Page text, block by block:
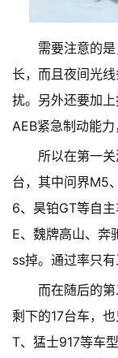
需要注意的
长，而且夜间光
扰。另外还要加
AEB紧急制动能
所以在第一
台，其中问界M5
6、昊铂GT等自
E、魏牌高山、奔
ss掉。通过率只有
而在随后的第
剩下的17台车，
T、猛士917等车